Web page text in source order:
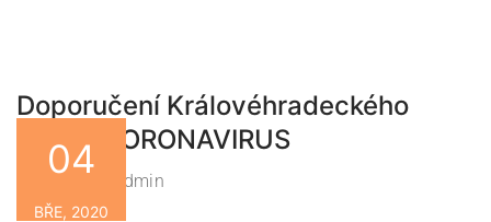
Doporučení Královéhradeckého
kraje – KORONAVIRUS
Zsbn-Admin
04
BŘE, 2020